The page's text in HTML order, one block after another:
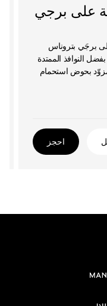
على برجي
برجَي بتروناس
النوافذ الممتدة
بحوض استحمام
احجز